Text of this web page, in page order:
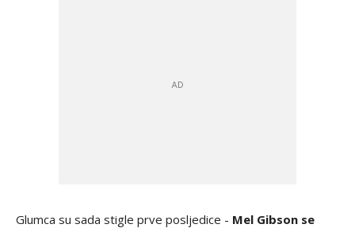
Glumca su sada stigle prve posljedice - Mel Gibson se